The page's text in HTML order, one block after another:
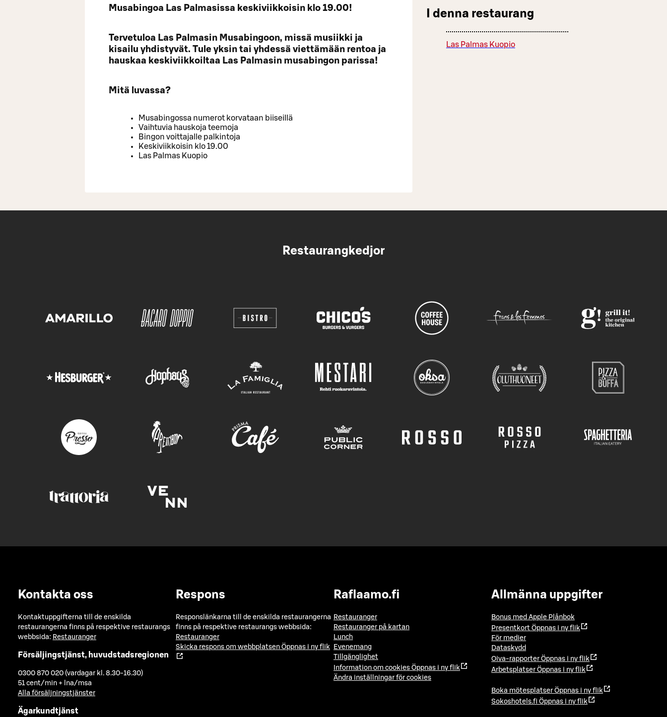
Musabingoa Las Palmasissa keskiviikkoisin klo 19.00!
Tervetuloa Las Palmasin Musabingoon, missä musiikki ja
kisailu yhdistyvät. Tule yksin tai yhdessä viettämään rentoa ja
hauskaa keskiviikkoiltaa Las Palmasin musabingon parissa!
Mitä luvassa?
Musabingossa numerot korvataan biiseillä
Vaihtuvia hauskoja teemoja
Bingon voittajalle palkintoja
Keskiviikkoisin klo 19.00
Las Palmas Kuopio
I denna restaurang
Las Palmas Kuopio
Restaurangkedjor
Kontakta oss
Kontaktuppgifterna till de enskilda
restaurangerna finns på respektive restaurangs
webbsida: Restauranger
Försäljingstjänst, huvudstadsregionen
0300 870 020 (vardagar kl. 8.30-16.30)
51 cent/min + lna/msa
Alla försäljningstjänster
Ägarkundtjänst
Respons
Responslänkarna till de enskilda restaurangerna
finns på respektive restaurangs webbsida:
Restauranger
Skicka respons om webbplatsen Öppnas i ny flik
Raflaamo.fi
Restauranger
Restauranger på kartan
Lunch
Evenemang
Tillgänglighet
Information om cookies Öppnas i ny flik
Ändra inställningar för cookies
Allmänna uppgifter
Bonus med Apple Plånbok
Presentkort Öppnas i ny flik
För medier
Dataskydd
Oiva-rapporter Öppnas i ny flik
Arbetsplatser Öppnas i ny flik
Boka mötesplatser Öppnas i ny flik
Sokoshotels.fi Öppnas i ny flik